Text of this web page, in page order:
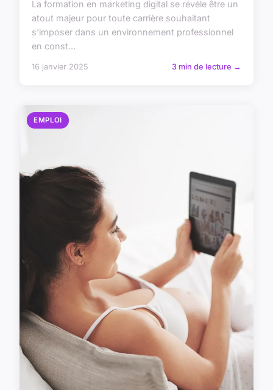
La formation en marketing digital se révèle être un
atout majeur pour toute carrière souhaitant
s'imposer dans un environnement professionnel
en const...
16 janvier 2025 3 min de lecture →
EMPLOI